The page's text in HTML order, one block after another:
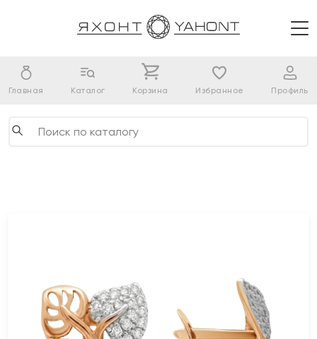
Главная Каталог Корзина Избранное Профиль